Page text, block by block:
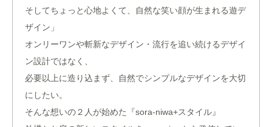
そしてちょっと心地よくて、自然な笑い顔が生まれる遊デ
ザイン」
オンリーワンや斬新なデザイン・流行を追い続けるデザイ
ン設計ではなく、
必要以上に造り込まず、自然でシンプルなデザインを大切
にしたい。
そんな想いの２人が始めた『sora-niwa+スタイル』